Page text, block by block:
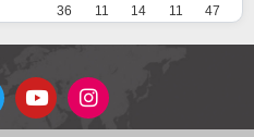
36 11 14 11
47
36 12
36 11 12 13
45